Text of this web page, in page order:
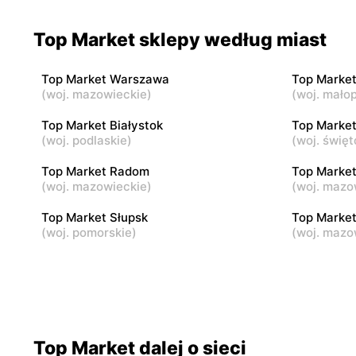
Top Market
Broniewskiego 85
Top Market
Warszawa, ul. Czarnomorska 7a
Top Market Top
Top Market sklepy według miast
Top Market Warszawa
(woj. mazowieckie)
Top
(woj.
Top Market Białystok
(woj. podlaskie)
Top
(woj.
Top Market Radom
(woj. mazowieckie)
Top
(woj.
Top Market Słupsk
(woj. pomorskie)
Top
(woj.
Top Market dalej o sieci